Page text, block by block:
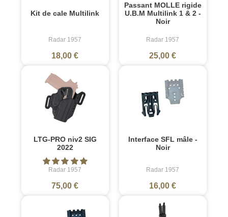
Kit de cale Multilink
Radar 1957
18,00 €
Passant MOLLE rigide
U.B.M Multilink 1 & 2 -
Noir
Radar 1957
25,00 €
LTG-PRO niv2 SIG
2022
Radar 1957
75,00 €
Interface SFL mâle -
Noir
Radar 1957
16,00 €